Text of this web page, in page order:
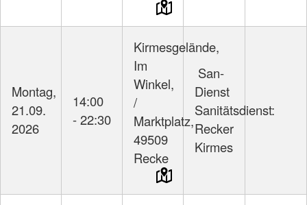
Montag,
21.09.
2026
14:00
- 22:30
Kirmesgelände,
Im
Winkel,
/
Marktplatz,
49509
Recke
San-
Dienst
Sanitätsdienst:
Recker
Kirmes